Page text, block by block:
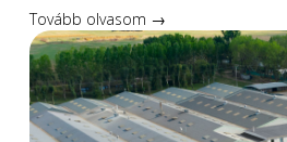
Tovább olvasom →